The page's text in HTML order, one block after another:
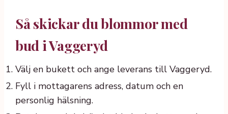
Så skickar du blommor med
bud i Vaggeryd
Välj en bukett och ange leverans till Vaggeryd.
Fyll i mottagarens adress, datum och en
personlig hälsning.